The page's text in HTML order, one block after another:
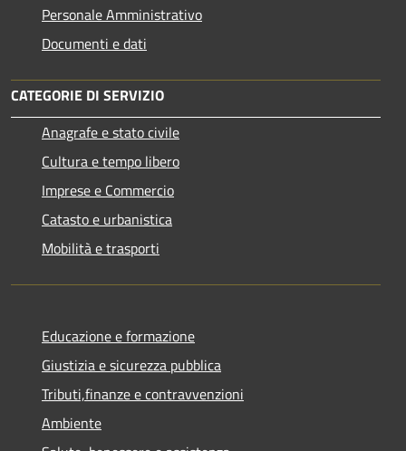
Personale Amministrativo
Documenti e dati
CATEGORIE DI SERVIZIO
Anagrafe e stato civile
Cultura e tempo libero
Imprese e Commercio
Catasto e urbanistica
Mobilità e trasporti
Educazione e formazione
Giustizia e sicurezza pubblica
Tributi,finanze e contravvenzioni
Ambiente